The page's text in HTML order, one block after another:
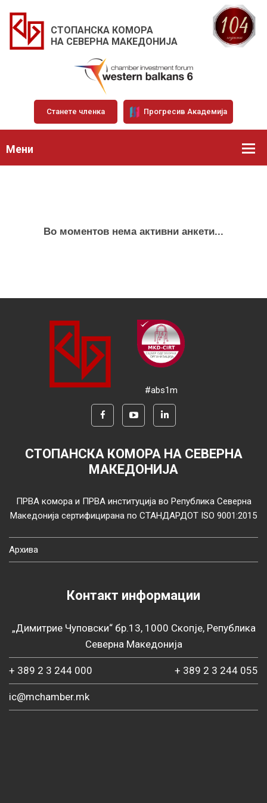
СТОПАНСКА КОМОРА
НА СЕВЕРНА МАКЕДОНИЈА
Станете членка Прогресив Академија
Мени
Во моментов нема активни анкети...
#abs1m
СТОПАНСКА КОМОРА НА СЕВЕРНА
МАКЕДОНИЈА
ПРВА комора и ПРВА институција во Република Северна
Македонија сертифицирана по СТАНДАРДОТ ISO 9001:2015
Архива
Контакт информации
„Димитрие Чуповски“ бр.13, 1000 Скопје, Република
Северна Македонија
+ 389 2 3 244 000 + 389 2 3 244 055
ic@mchamber.mk